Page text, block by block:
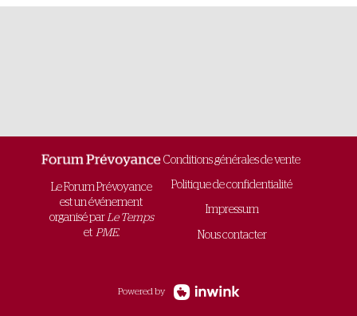
Le Forum Prévoyance
est un événement
organisé parLe Temps
et PME.
Conditions générales de vente
Politique de confidentialité
Impressum
Nous contacter
Powered by